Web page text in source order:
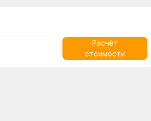
Расчёт
стоимости